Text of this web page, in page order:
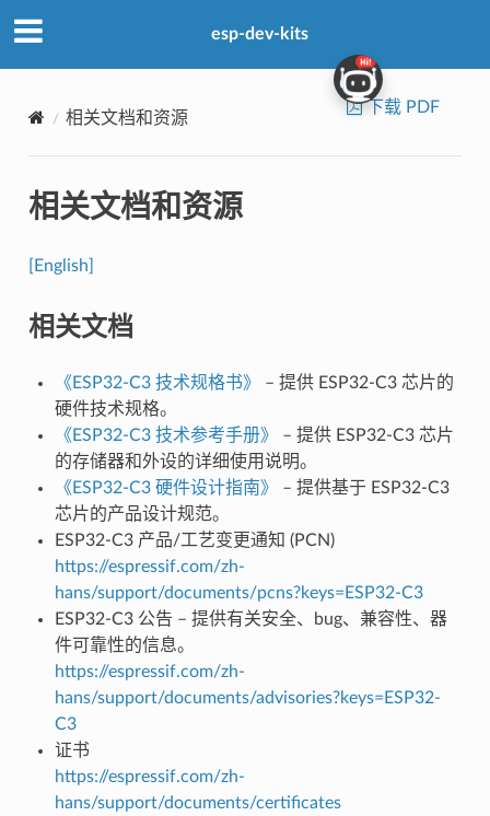
esp-dev-kits
相关文档和资源
下载 PDF
相关文档和资源
[English]
相关文档
《ESP32-C3 技术规格书》
– 提供 ESP32-C3 芯片的
硬件技术规格。
《ESP32-C3 技术参考手册》
– 提供 ESP32-C3 芯片
的存储器和外设的详细使用说明。
《ESP32-C3 硬件设计指南》
– 提供基于 ESP32-C3
芯片的产品设计规范。
ESP32-C3 产品/工艺变更通知 (PCN)
https://espressif.com/zh-
hans/support/documents/pcns?keys=ESP32-C3
ESP32-C3 公告 – 提供有关安全、bug、兼容性、器
件可靠性的信息。
https://espressif.com/zh-
hans/support/documents/advisories?keys=ESP32-
C3
证书
https://espressif.com/zh-
hans/support/documents/certificates